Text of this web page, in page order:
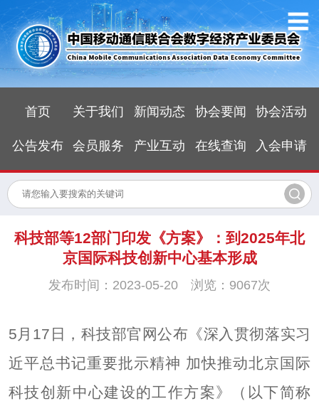
首页 关于我们 新闻动态 协会要闻 协会活动
公告发布 会员服务 产业互动 在线查询 入会申请
科技部等12部门印发《方案》：到2025年北
京国际科技创新中心基本形成
发布时间：2023-05-20 浏览：9067次
5月17日，科技部官网公布《深入贯彻落实习
近平总书记重要批示精神 加快推动北京国际
科技创新中心建设的工作方案》（以下简称